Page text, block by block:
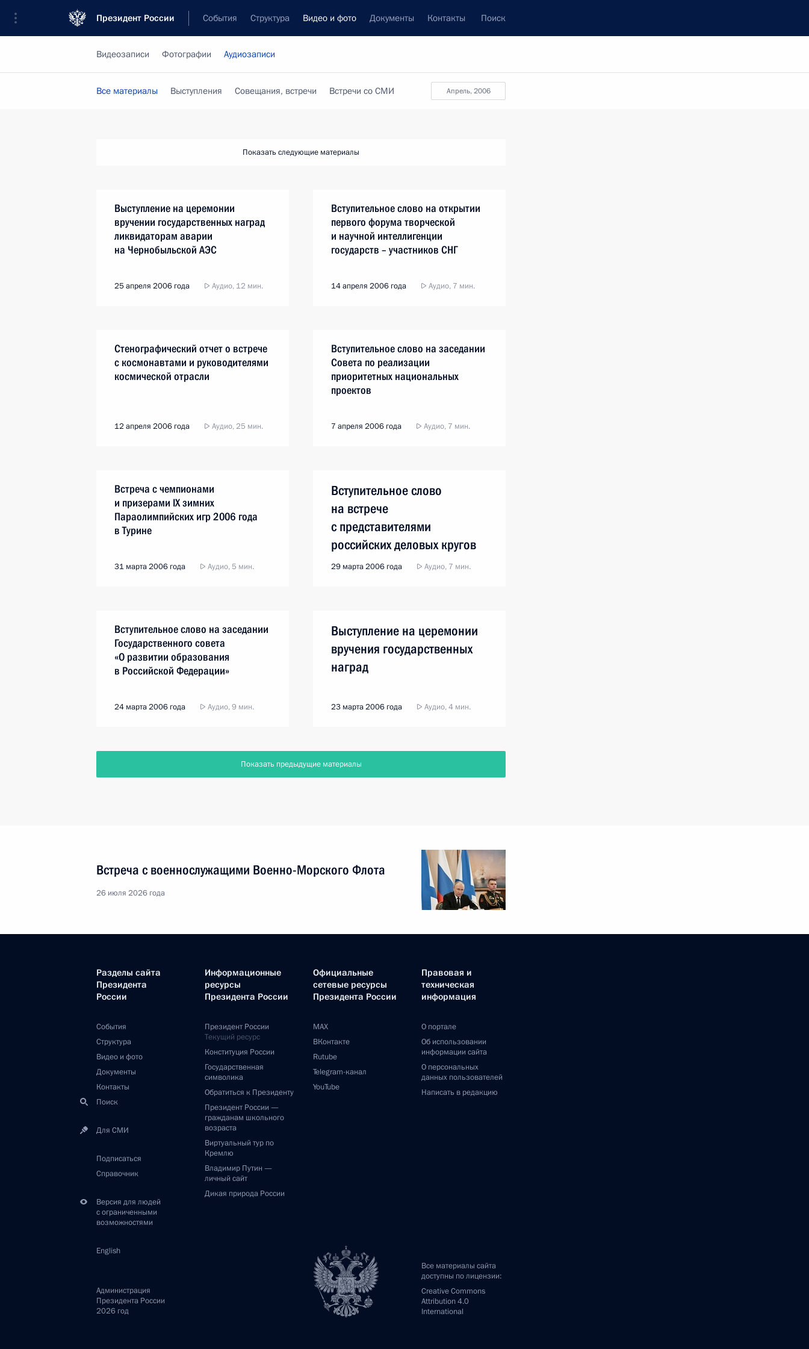
Президент России События Структура Видео и фото Документы Контакты Поиск
Видеозаписи Фотографии Аудиозаписи
апрель, 2006
Все материалы Выступления Совещания, встречи Встречи со СМИ
Показать следующие материалы
Выступление на церемонии
вручении государственных наград
ликвидаторам аварии
на Чернобыльской АЭС
25 апреля 2006 года Аудио, 12 мин.
Вступительное слово на открытии
первого форума творческой
и научной интеллигенции
государств – участников СНГ
14 апреля 2006 года Аудио, 7 мин.
Стенографический отчет о встрече
с космонавтами и руководителями
космической отрасли
12 апреля 2006 года Аудио, 25 мин.
Вступительное слово на заседании
Совета по реализации
приоритетных национальных
проектов
7 апреля 2006 года Аудио, 7 мин.
Встреча с чемпионами
и призерами IX зимних
Параолимпийских игр 2006 года
в Турине
31 марта 2006 года Аудио, 5 мин.
Вступительное слово
на встрече
с представителями
российских деловых кругов
29 марта 2006 года Аудио, 7 мин.
Вступительное слово на заседании
Государственного совета
«О развитии образования
в Российской Федерации»
24 марта 2006 года Аудио, 9 мин.
Выступление на церемонии
вручения государственных
наград
23 марта 2006 года Аудио, 4 мин.
Показать предыдущие материалы
Встреча с военнослужащими Военно-Морского Флота
26 июля 2026 года
Разделы сайта
Президента
России
События
Структура
Видео и фото
Документы
Контакты
Поиск
Для СМИ
Подписаться
Справочник
Версия для людей
с ограниченными
возможностями
English
Информационные
ресурсы
Президента России
Президент России
Текущий ресурс
Конституция России
Государственная
символика
Обратиться к Президенту
Президент России —
гражданам школьного
возраста
Виртуальный тур по
Кремлю
Владимир Путин —
личный сайт
Дикая природа России
Официальные
сетевые ресурсы
Президента России
MAX
ВКонтакте
Rutube
Telegram-канал
YouTube
Правовая и
техническая
информация
О портале
Об использовании
информации сайта
О персональных
данных пользователей
Написать в редакцию
Все материалы сайта
доступны по лицензии:
Creative Commons
Attribution 4.0
International
Администрация
Президента России
2026 год